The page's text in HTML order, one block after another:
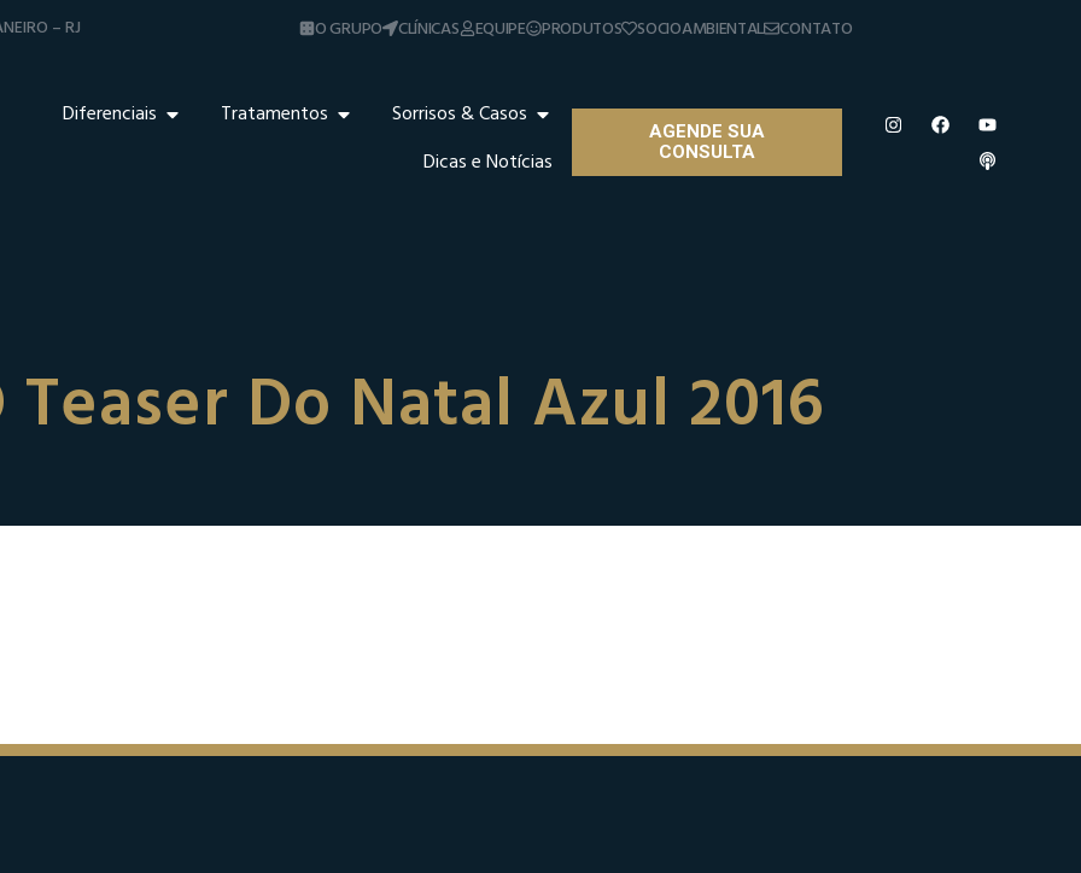
– RJ O GRUPO CLÍNICAS EQUIPE PRODUTOS SOCIOAMBIENTAL CONTATO
Diferenciais Tratamentos
Sorrisos & Casos
Dicas e Notícias
AGENDE SUA
CONSULTA
Do Natal Azul 2016